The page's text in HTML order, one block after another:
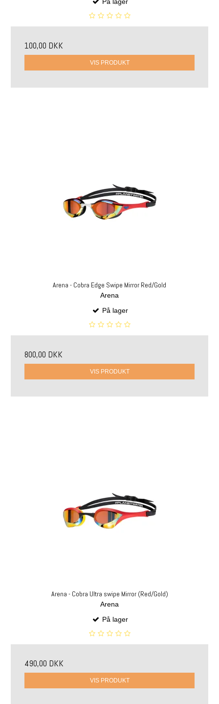
100,00 DKK
VIS PRODUKT
Arena - Cobra Edge Swipe Mirror Red/Gold
Arena
På lager
800,00 DKK
VIS PRODUKT
Arena - Cobra Ultra swipe Mirror (Red/Gold)
Arena
På lager
490,00 DKK
VIS PRODUKT